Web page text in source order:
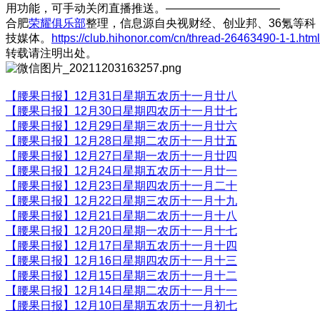
用功能，可手动关闭直播推送。——————————
合肥荣耀俱乐部整理，信息源自央视财经、创业邦、36氪等科
技媒体。
https://club.hihonor.com/cn/thread-26463490-1-1.html
转载请注明出处。
【腰果日报】12月31日星期五农历十一月廿八
【腰果日报】12月30日星期四农历十一月廿七
【腰果日报】12月29日星期三农历十一月廿六
【腰果日报】12月28日星期二农历十一月廿五
【腰果日报】12月27日星期一农历十一月廿四
【腰果日报】12月24日星期五农历十一月廿一
【腰果日报】12月23日星期四农历十一月二十
【腰果日报】12月22日星期三农历十一月十九
【腰果日报】12月21日星期二农历十一月十八
【腰果日报】12月20日星期一农历十一月十七
【腰果日报】12月17日星期五农历十一月十四
【腰果日报】12月16日星期四农历十一月十三
【腰果日报】12月15日星期三农历十一月十二
【腰果日报】12月14日星期二农历十一月十一
【腰果日报】12月10日星期五农历十一月初七